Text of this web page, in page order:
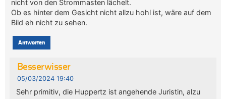
nicht von den Strommasten lächelt.
Ob es hinter dem Gesicht nicht allzu hohl ist, wäre auf dem
Bild eh nicht zu sehen.
Antworten
Besserwisser
05/03/2024 19:40
Sehr primitiv, die Huppertz ist angehende Juristin, alzu